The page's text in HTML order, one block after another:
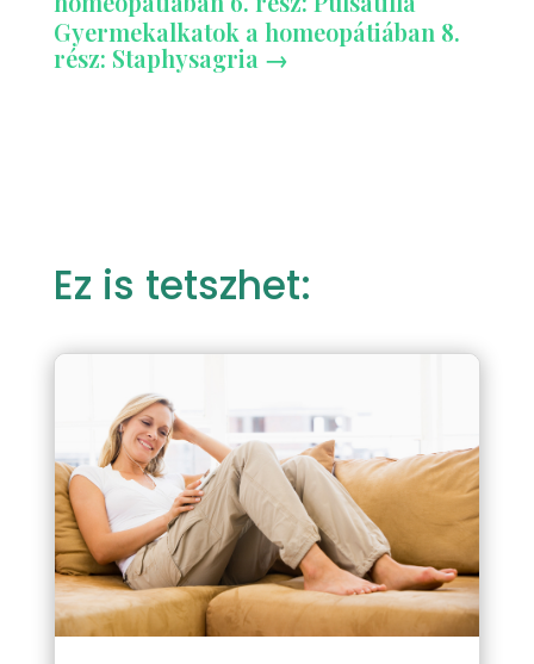
Gyermekalkatok a homeopátiában 8.
rész: Staphysagria →
Ez is tetszhet: